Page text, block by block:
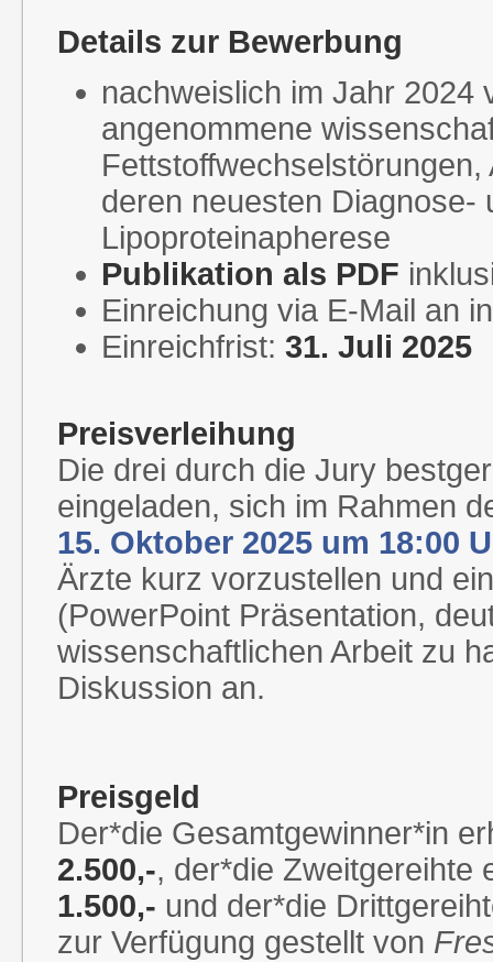
Details zur Bewerbung
nachweislich im Jahr 2024
angenommene
deren neuesten Diagnose-
Lipoproteinapherese
Publikation als PDF
Einreichung via E-Mail an
Einreichfrist:31. Juli 2025
Preisverleihung
Die drei durch die Jury
eingeladen, sich im Rahmen
15. Oktober 2025 um 18:00
Ärzte kurz vorzustellen und
(PowerPoint Präsentation,
wissenschaftlichen Arbeit zu
Diskussion an.
Preisgeld
Der*die Gesamtgewinner*in
2.500,-, der*die Zweitgereihte
1.500,- und der*die
zur Verfügung gestellt von